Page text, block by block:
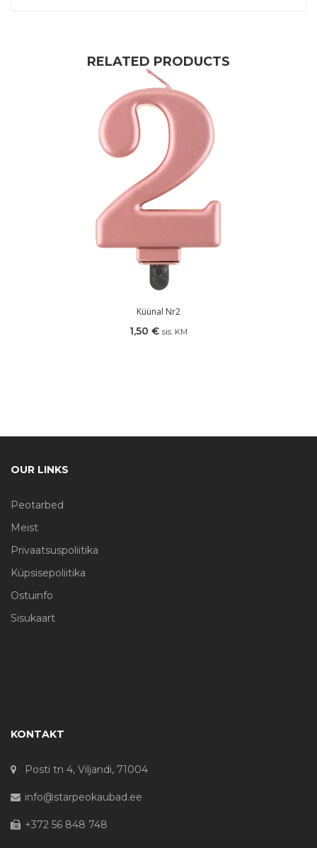
RELATED PRODUCTS
Küünal Nr2
1,50 € sis. KM
OUR LINKS
Peotarbed
Meist
Privaatsuspoliitika
Küpsisepoliitika
Ostuinfo
Sisukaart
KONTAKT
Posti tn 4, Viljandi, 71004
info@starpeokaubad.ee
+372 56 848 748